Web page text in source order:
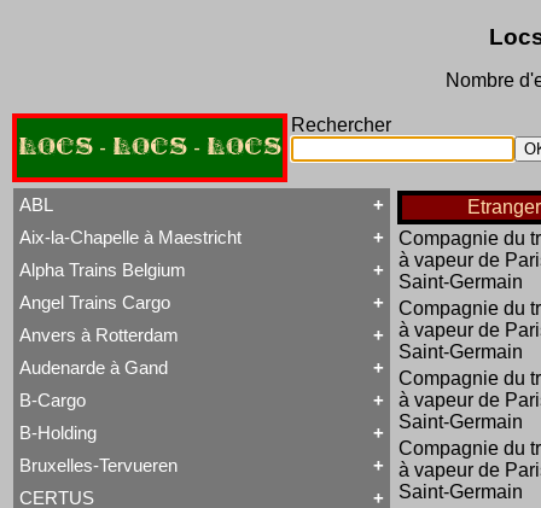
Nombre
LOCS - LOCS - LOCS
Rechercher
ABL
Tout ABL
Baldwin
Brigadelok
Hors Type Voyageurs
Locotracteur
Rail-Route
Type 28
Type 93
Type 28
Type 29
WR 360 C14 K
Aix-la-Chapelle à Maestricht
Tout Aix-la-Chapelle à Maestricht
13 à 15
16
20 à 22
31 à 37
81 à 84
Alpha Trains Belgium
Tout Alpha Trains Belgium
G2000-3
TRAXX F140 MS
Angel Trains Cargo
Tout Angel Trains Cargo
G2000-3
TRAXX F140 MS
Anvers à Rotterdam
Tout Anvers à Rotterdam
1 à 6
7 à 9
11 à 14
19 à 21
Hors Type
Audenarde à Gand
Tout Audenarde à Gand
Hainaut-et-Flandres
B-Cargo
Tout B-Cargo
Série 12
Série 13
Série 23
B-Holding
Tout B-Holding
Série 00 tranche 1963
Bruxelles-Tervueren
CERTUS
Compagnie du
à vapeur de
Saint-Germain
Compagnie du
à vapeur de
Saint-Germain
Compagnie du
à vapeur de
Saint-Germain
Compagnie du
à vapeur de
Saint-Germain